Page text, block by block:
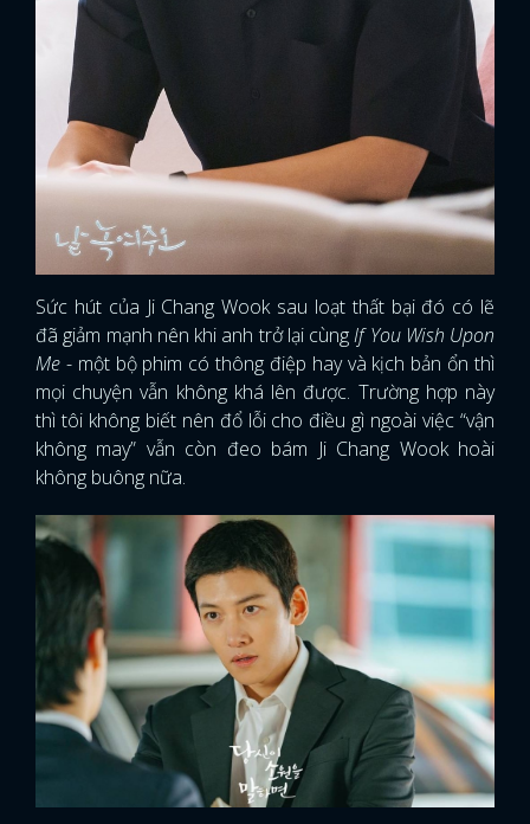
Sức hút của Ji Chang Wook sau loạt thất bại đó có lẽ
đã giảm mạnh nên khi anh trở lại cùngIf You Wish Upon
Me - một bộ phim có thông điệp hay và kịch bản ổn thì
mọi chuyện vẫn không khá lên được. Trường hợp này
thì tôi không biết nên đổ lỗi cho điều gì ngoài việc “vận
không may” vẫn còn đeo bám Ji Chang Wook hoài
không buông nữa.